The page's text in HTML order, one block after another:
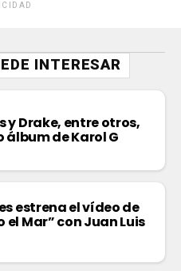
INTERESAR
y Drake, entre otros,
álbum de Karol G
estrena el vídeo de
el Mar” con Juan Luis